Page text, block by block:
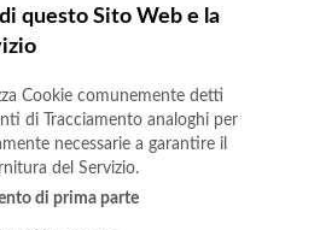
questo Sito Web e la
Cookie comunemente detti
di Tracciamento analoghi per
necessarie a garantire il
del Servizio.
di prima parte